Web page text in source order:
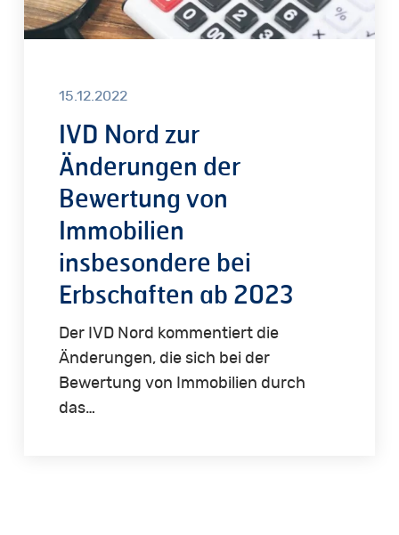
insbesondere
bei
15.12.2022
IVD Nord zur
Änderungen der
Bewertung von
Immobilien
insbesondere bei
Erbschaften ab 2023
Der IVD Nord kommentiert die
Änderungen, die sich bei der
Bewertung von Immobilien durch
das…